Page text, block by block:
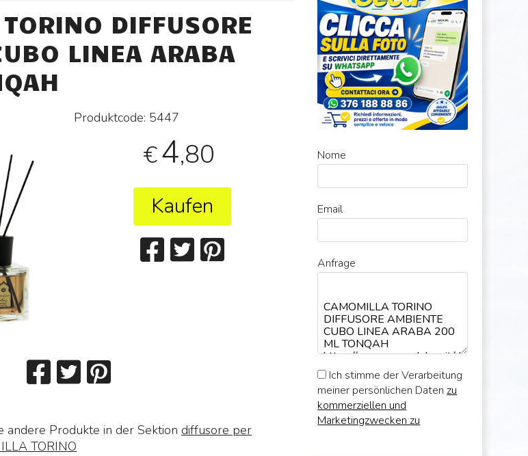
DIFFUSORE
LINEA ARABA
Produktcode: 5447
€4,80
Kaufen
andere Produkte in der Sektion diffusore per
TORINO
Nome
Email
Anfrage
Ich stimme der Verarbeitung
meiner persönlichen Daten zu
kommerziellen und
Marketingzwecken zu